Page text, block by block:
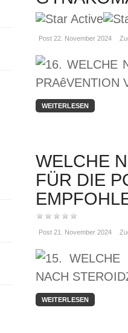
Post 22. November 2024
WEITERLESEN
WELCHE
FÜR DIE
Post 21. November 2024
WEITERLESEN